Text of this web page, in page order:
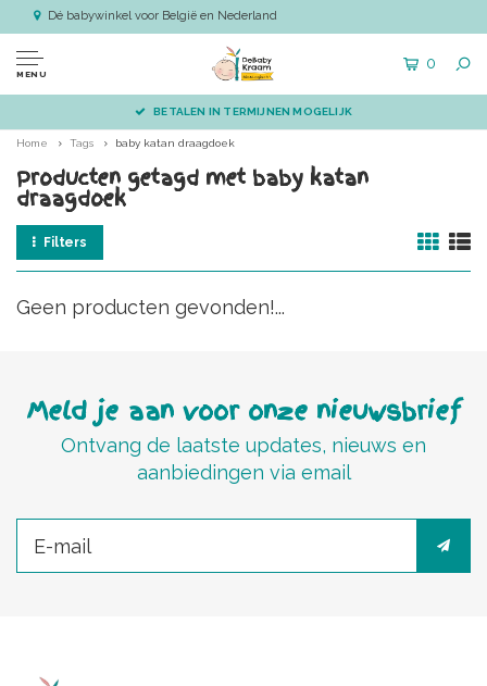
Dé babywinkel voor België en Nederland
MENU
0
BETALEN IN TERMIJNEN MOGELIJK
Home Tags baby katan draagdoek
Producten getagd met baby katan
draagdoek
Filters
Geen producten gevonden!...
Meld je aan voor onze nieuwsbrief
Ontvang de laatste updates, nieuws en
aanbiedingen via email